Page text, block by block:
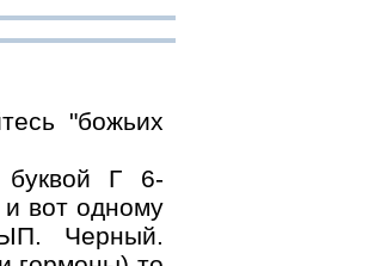
"божьих
Г 6-
вот одному
Черный.